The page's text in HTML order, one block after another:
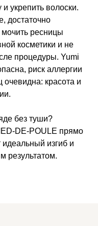
укрепить волоски.
достаточно
ресницы
косметики и не
процедуры. Yumi
риск аллергии
красота и
без туши?
DE-POULE прямо
изгиб и
результатом.